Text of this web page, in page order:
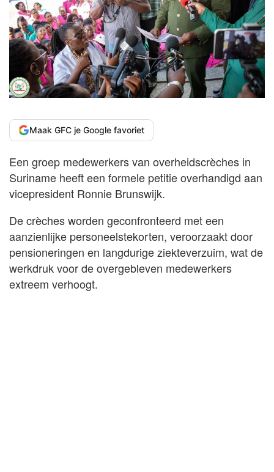
Maak GFC je Google favoriet
Een groep medewerkers van overheidscrèches in
Suriname heeft een formele petitie overhandigd aan
vicepresident Ronnie Brunswijk.
De crèches worden geconfronteerd met een
aanzienlijke personeelstekorten, veroorzaakt door
pensioneringen en langdurige ziekteverzuim, wat de
werkdruk voor de overgebleven medewerkers
extreem verhoogt.